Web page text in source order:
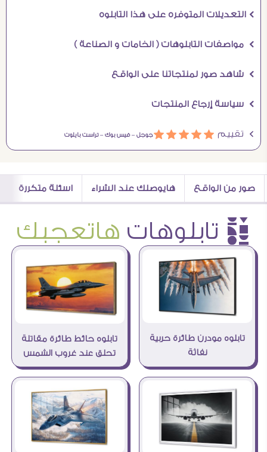
Ö التعديلات المتوفره على هذا التابلوه
Ö مواصفات التابلوهات ( الخامات و الصناعة )
Ö شاهد صور لمنتجاتنا على الواقع
Ö سياسة إرجاع المنتجات
Ö تقييم áááááجوجل –فيس بوك –تراست بايلوت
صور من الواقع هايوصلك عند الشراء اسئلة متكررة
è تابلوهات هاتعجبك
تابلوه مودرن طائرة حربية
نفاثة
تابلوه حائط طائرة مقاتلة
تحلق عند غروب الشمس